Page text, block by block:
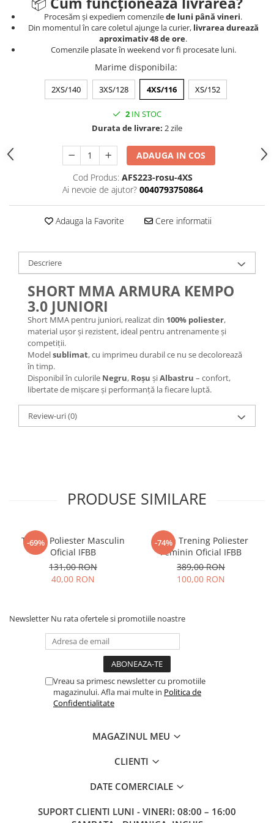
Procesăm și expediem comenzilede luni până vineri.
Din momentul în care coletul ajunge la curier, livrarea durează
aproximativ 48 de ore.
Comenzile plasate în weekend vor fi procesate luni.
Marime disponibila:
2XS/140 3XS/128 4XS/116 XS/152
2 IN STOC
Durata de livrare: 2 zile
ADAUGA IN COS
Cod Produs: AFS223-rosu-4XS
Ai nevoie de ajutor? 0040793750864
Adauga la Favorite Cere informatii
Descriere
SHORT MMA ARMURA KEMPO
3.0 JUNIORI
Short MMA pentru juniori, realizat din 100% poliester,
material ușor și rezistent, ideal pentru antrenamente și
competiții.
Modelsublimat, cu imprimeu durabil ce nu se decolorează
în timp.
Disponibil în culorile Negru, Roșu șiAlbastru – confort,
libertate de mișcare și performanță la fiecare luptă.
Review-uri(0)
PRODUSE SIMILARE
-69%
Tricou Poliester Masculin
Oficial IFBB
131,00 RON
40,00 RON
-74%
Bluza Trening Poliester
Feminin Oficial IFBB
389,00 RON
100,00 RON
Newsletter Nu rata ofertele si promotiile noastre
Vreau sa primesc newsletter cu promotiile
magazinului. Afla mai multe in Politica de
Confidentialitate
MAGAZINUL MEU
CLIENTI
DATE COMERCIALE
SUPORT CLIENTI LUNI - VINERI: 08:00 – 16:00